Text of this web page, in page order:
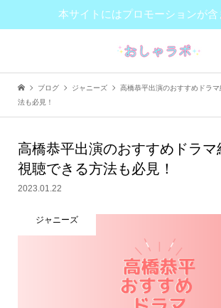
本サイトにはプロモーションが含
ブログ ジャニーズ
高橋恭平出演のおすすめドラ
法も必見！
高橋恭平出演のおすすめドラ
視聴できる方法も必見！
2023.01.22
ジャニーズ